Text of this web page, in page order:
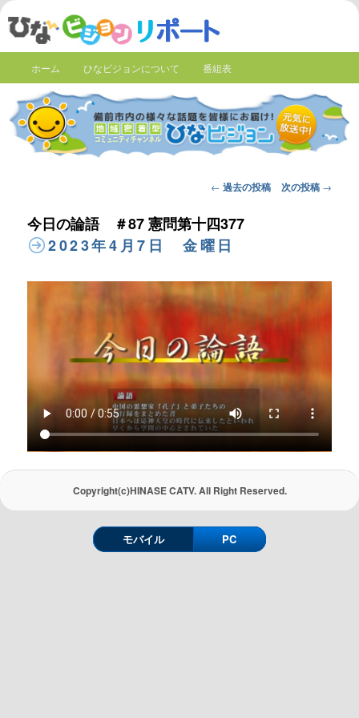
ホーム ひなビジョンについて 番組表
Post
← 過去の投稿 次の投稿 →
今日の論語 ＃87 憲問第十四377
2023年4月7日 金曜日
Copyright(c)HINASE CATV. All Right Reserved.
モバイル PC